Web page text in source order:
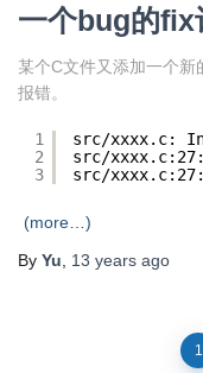
一个bug的fix
某个C文件又添加一个
报错。
1
2
3
src/xxxx.c:
src/xxxx
src/xxxx
(more…)
By Yu, 13 years ago
1